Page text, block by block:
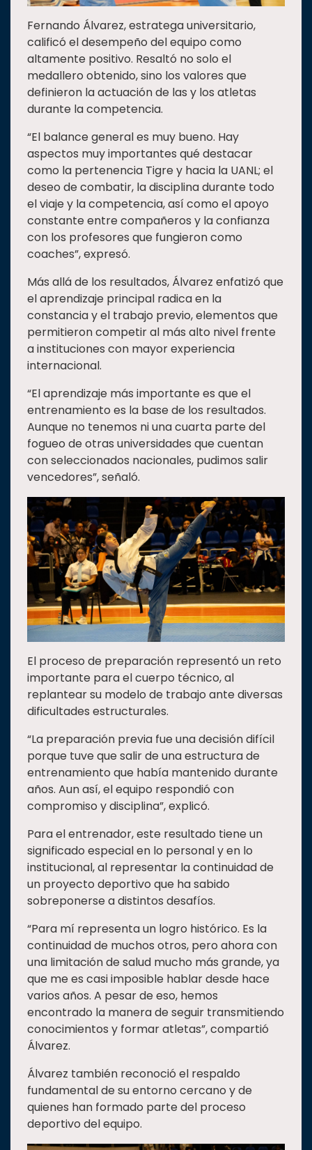
Fernando Álvarez, estratega universitario,
calificó el desempeño del equipo como
altamente positivo. Resaltó no solo el
medallero obtenido, sino los valores que
definieron la actuación de las y los atletas
durante la competencia.
“El balance general es muy bueno. Hay
aspectos muy importantes qué destacar
como la pertenencia Tigre y hacia la UANL; el
deseo de combatir, la disciplina durante todo
el viaje y la competencia, así como el apoyo
constante entre compañeros y la confianza
con los profesores que fungieron como
coaches”, expresó.
Más allá de los resultados, Álvarez enfatizó que
el aprendizaje principal radica en la
constancia y el trabajo previo, elementos que
permitieron competir al más alto nivel frente
a instituciones con mayor experiencia
internacional.
“El aprendizaje más importante es que el
entrenamiento es la base de los resultados.
Aunque no tenemos ni una cuarta parte del
fogueo de otras universidades que cuentan
con seleccionados nacionales, pudimos salir
vencedores”, señaló.
El proceso de preparación representó un reto
importante para el cuerpo técnico, al
replantear su modelo de trabajo ante diversas
dificultades estructurales.
“La preparación previa fue una decisión difícil
porque tuve que salir de una estructura de
entrenamiento que había mantenido durante
años. Aun así, el equipo respondió con
compromiso y disciplina”, explicó.
Para el entrenador, este resultado tiene un
significado especial en lo personal y en lo
institucional, al representar la continuidad de
un proyecto deportivo que ha sabido
sobreponerse a distintos desafíos.
“Para mí representa un logro histórico. Es la
continuidad de muchos otros, pero ahora con
una limitación de salud mucho más grande, ya
que me es casi imposible hablar desde hace
varios años. A pesar de eso, hemos
encontrado la manera de seguir transmitiendo
conocimientos y formar atletas”, compartió
Álvarez.
Álvarez también reconoció el respaldo
fundamental de su entorno cercano y de
quienes han formado parte del proceso
deportivo del equipo.